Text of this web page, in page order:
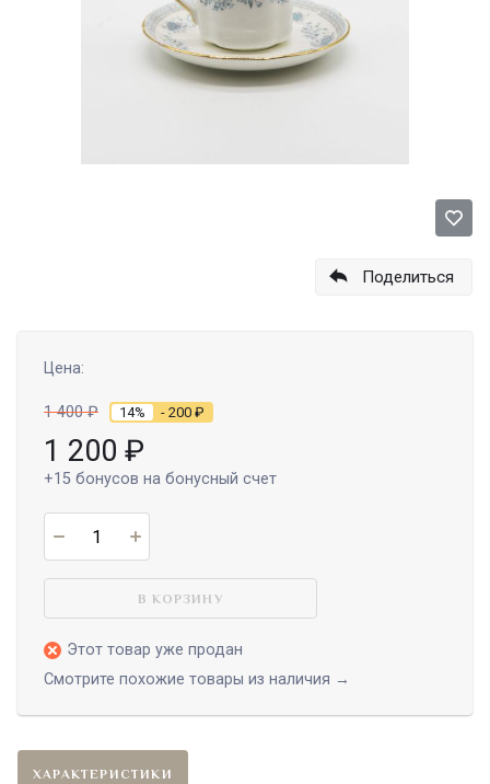
Поделиться
Цена:
1 400₽ 14% - 200 ₽
1 200 ₽
+15 бонусов на бонусный счет
В КОРЗИНУ
Этот товар уже продан
Смотрите похожие товары из наличия →
ХАРАКТЕРИСТИКИ